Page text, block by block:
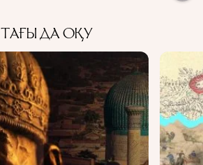
ТАҒЫ ДА ОҚУ